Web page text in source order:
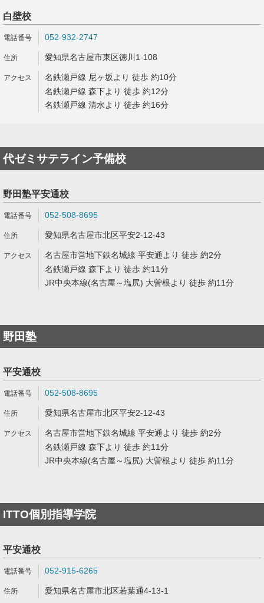
白壁校
052-932-2747
愛知県名古屋市東区徳川1-108
名鉄瀬戸線 尼ヶ坂より 徒歩 約10分
名鉄瀬戸線 森下より 徒歩 約12分
名鉄瀬戸線 清水より 徒歩 約16分
代ゼミサテライン予備校
野田塾平安通校
052-508-8695
愛知県名古屋市北区平安2-12-43
名古屋市営地下鉄名城線 平安通より 徒歩 約2分
名鉄瀬戸線 森下より 徒歩 約11分
JR中央本線(名古屋～塩尻) 大曽根より 徒歩 約11分
野田塾
平安通校
052-508-8695
愛知県名古屋市北区平安2-12-43
名古屋市営地下鉄名城線 平安通より 徒歩 約2分
名鉄瀬戸線 森下より 徒歩 約11分
JR中央本線(名古屋～塩尻) 大曽根より 徒歩 約11分
ITTO個別指導学院
平安通校
052-915-6265
愛知県名古屋市北区若葉通4-13-1